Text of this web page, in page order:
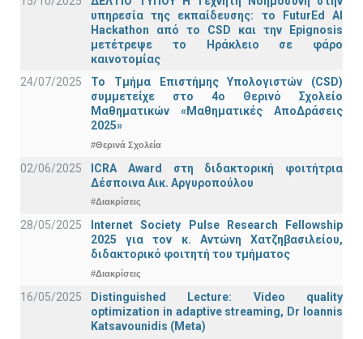
υπηρεσία της εκπαίδευσης: το FuturEd AI
Hackathon από το CSD και την Epignosis
μετέτρεψε το Ηράκλειο σε φάρο
καινοτομίας
24/07/2025
Το Τμήμα Επιστήμης Υπολογιστών (CSD)
συμμετείχε στο 4ο Θερινό Σχολείο
Μαθηματικών «Μαθηματικές ΑποΔράσεις
2025»
#Θερινά Σχολεία
02/06/2025
ICRA Award στη διδακτορική φοιτήτρια
Δέσποινα Αικ. Αργυροπούλου
#Διακρίσεις
28/05/2025
Internet Society Pulse Research Fellowship
2025 για τον κ. Αντώνη Χατζηβασιλείου,
διδακτορικό φοιτητή του τμήματος
#Διακρίσεις
16/05/2025
Distinguished Lecture: Video quality
optimization in adaptive streaming, Dr Ioannis
Katsavounidis (Meta)